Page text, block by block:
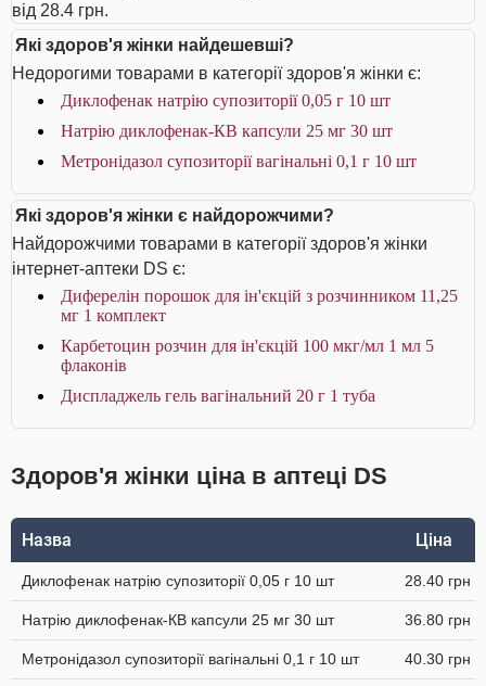
від 28.4 грн.
Які здоров'я жінки найдешевші?
Недорогими товарами в категорії здоров'я жінки є:
Диклофенак натрію супозиторії 0,05 г 10 шт
Натрію диклофенак-КВ капсули 25 мг 30 шт
Метронідазол супозиторії вагінальні 0,1 г 10 шт
Які здоров'я жінки є найдорожчими?
Найдорожчими товарами в категорії здоров'я жінки
інтернет-аптеки DS є:
Диферелін порошок для ін'єкцій з розчинником 11,25
мг 1 комплект
Карбетоцин розчин для ін'єкцій 100 мкг/мл 1 мл 5
флаконів
Диспладжель гель вагінальний 20 г 1 туба
Здоров'я жінки ціна в аптеці DS
Назва Ціна
Диклофенак натрію супозиторії 0,05 г 10 шт 28.40 грн
Натрію диклофенак-КВ капсули 25 мг 30 шт 36.80 грн
Метронідазол супозиторії вагінальні 0,1 г 10 шт 40.30 грн